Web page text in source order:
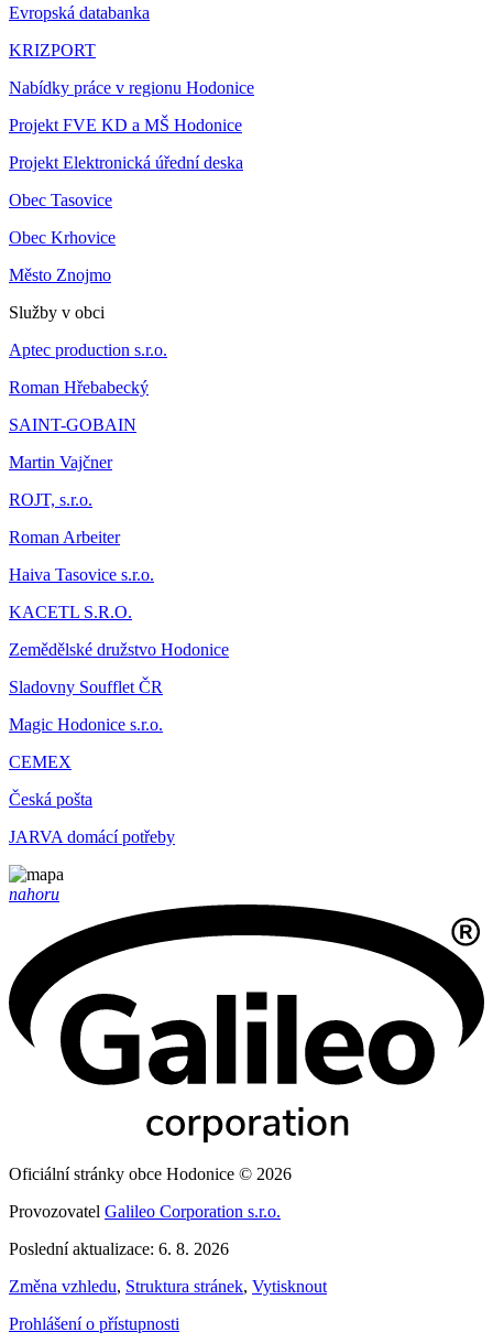
Evropská databanka
KRIZPORT
Nabídky práce v regionu Hodonice
Projekt FVE KD a MŠ Hodonice
Projekt Elektronická úřední deska
Obec Tasovice
Obec Krhovice
Město Znojmo
Služby v obci
Aptec production s.r.o.
Roman Hřebabecký
SAINT-GOBAIN
Martin Vajčner
ROJT, s.r.o.
Roman Arbeiter
Haiva Tasovice s.r.o.
KACETL S.R.O.
Zemědělské družstvo Hodonice
Sladovny Soufflet ČR
Magic Hodonice s.r.o.
CEMEX
Česká pošta
JARVA domácí potřeby
nahoru
Oficiální stránky obce Hodonice © 2026
Provozovatel Galileo Corporation s.r.o.
Poslední aktualizace: 6. 8. 2026
Změna vzhledu, Struktura stránek, Vytisknout
Prohlášení o přístupnosti